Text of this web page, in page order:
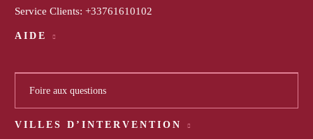
Service Clients: +33761610102
AIDE
Foire aux questions
VILLES D’INTERVENTION